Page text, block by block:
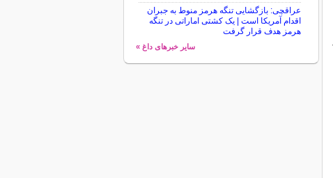
عراقچی: بازگشایی تنگه هرمز منوط به جبران
اقدام آمریکا است | یک کشتی اماراتی در تنگه
هرمز هدف قرار گرفت
سایر خبرهای داغ »